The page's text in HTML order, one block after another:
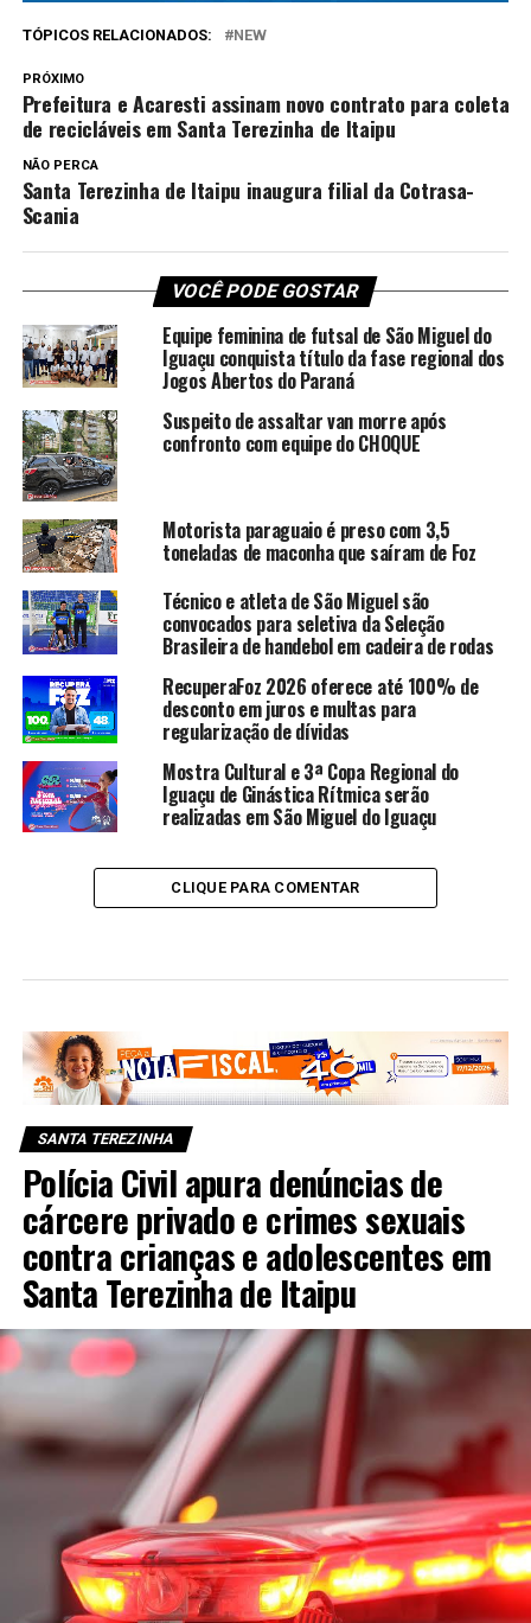
TÓPICOS RELACIONADOS: NEW
PRÓXIMO
Prefeitura e Acaresti assinam novo contrato para coleta
de recicláveis em Santa Terezinha de Itaipu
NÃO PERCA
Santa Terezinha de Itaipu inaugura filial da Cotrasa-
Scania
VOCÊ PODE GOSTAR
Equipe feminina de futsal de São Miguel do
Iguaçu conquista título da fase regional dos
Jogos Abertos do Paraná
Suspeito de assaltar van morre após
confronto com equipe do CHOQUE
Motorista paraguaio é preso com 3,5
toneladas de maconha que saíram de Foz
Técnico e atleta de São Miguel são
convocados para seletiva da Seleção
Brasileira de handebol em cadeira de rodas
RecuperaFoz 2026 oferece até 100% de
desconto em juros e multas para
regularização de dívidas
Mostra Cultural e 3ª Copa Regional do
Iguaçu de Ginástica Rítmica serão
realizadas em São Miguel do Iguaçu
CLIQUE PARA COMENTAR
SANTA TEREZINHA
Polícia Civil apura denúncias de
cárcere privado e crimes sexuais
contra crianças e adolescentes em
Santa Terezinha de Itaipu